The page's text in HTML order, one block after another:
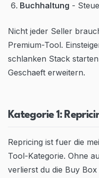
Buchhaltung -
Nicht jeder Seller
Premium-Tool.
schlanken Stack
Geschaeft erweitern.
Kategorie 1:
Repricing ist fuer die
Tool-Kategorie. Ohne
verlierst du die Buy